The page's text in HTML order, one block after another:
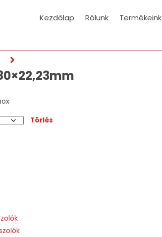
Kezdőlap Rólunk Termékeink
Törlés